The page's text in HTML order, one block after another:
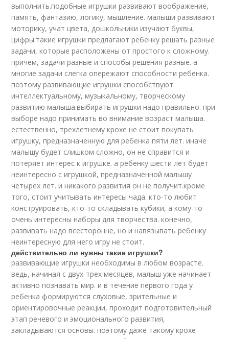
выполнить.подобные игрушки развивают воображение,
память, фантазию, логику, мышление. малыши развивают
моторику, учат цвета, дошкольники изучают буквы,
цифры.такие игрушки предлагают ребенку решать разные
задачи, которые расположены от простого к сложному.
причем, задачи разные и способы решения разные. а
многие задачи слегка опережают способности ребенка.
поэтому развивающие игрушки способствуют
интеллектуальному, музыкальному, творческому
развитию малыша.выбирать игрушки надо правильно. при
выборе надо принимать во внимание возраст малыша.
естественно, трехлетнему крохе не стоит покупать
игрушку, предназначенную для ребенка пяти лет. иначе
малышу будет слишком сложно, он не справится и
потеряет интерес к игрушке. а ребенку шести лет будет
неинтересно с игрушкой, предназначенной малышу
четырех лет. и никакого развития он не получит.кроме
того, стоит учитывать интересы чада. кто-то любит
конструировать, кто-то складывать кубики, а кому-то
очень интересны наборы для творчества. конечно,
развивать надо всесторонне, но и навязывать ребенку
неинтересную для него игру не стоит.
действительно ли нужны такие игрушки?
развивающие игрушки необходимы в любом возрасте.
ведь, начиная с двух-трех месяцев, малыш уже начинает
активно познавать мир. и в течение первого года у
ребенка формируются слуховые, зрительные и
ориентировочные реакции, проходит подготовительный
этап речевого и эмоционального развития,
закладываются основы. поэтому даже такому крохе